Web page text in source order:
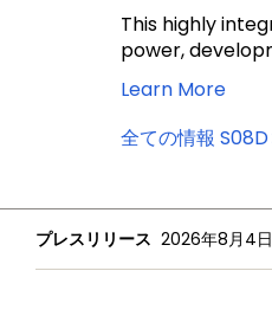
This highly
power,
Learn More
全ての情報 S08D
プレスリリース 2026年8月4日